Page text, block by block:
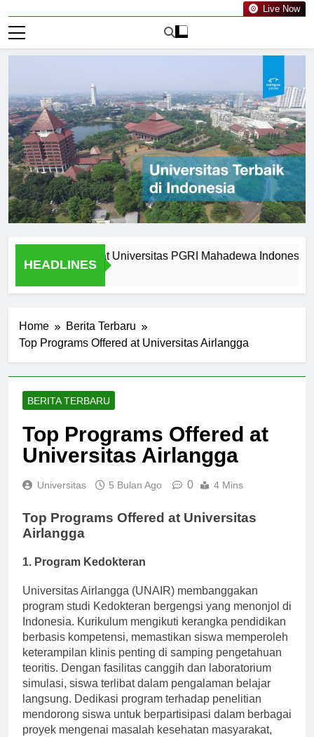
Live Now
HEADLINES
Available at Universitas PGRI Mahadewa Indonesia
Home
Berita Terbaru
Top Programs Offered at Universitas Airlangga
BERITA TERBARU
Top Programs Offered at
Universitas Airlangga
Universitas 5 Bulan Ago 0 4 Mins
Top Programs Offered at Universitas
Airlangga
1. Program Kedokteran
Universitas Airlangga (UNAIR) membanggakan
program studi Kedokteran bergengsi yang menonjol di
Indonesia. Kurikulum mengikuti kerangka pendidikan
berbasis kompetensi, memastikan siswa memperoleh
keterampilan klinis penting di samping pengetahuan
teoritis. Dengan fasilitas canggih dan laboratorium
simulasi, siswa terlibat dalam pengalaman belajar
langsung. Dedikasi program terhadap penelitian
mendorong siswa untuk berpartisipasi dalam berbagai
proyek mengenai masalah kesehatan masyarakat,